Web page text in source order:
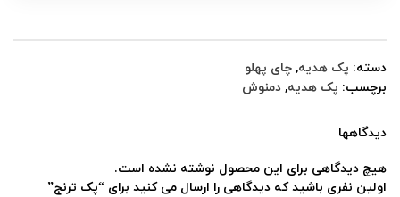
دسته: پک هدیه, چای پهلو
برچسب: پک هدیه, دمنوش
دیدگاهها
هیچ دیدگاهی برای این محصول نوشته نشده است.
اولین نفری باشید که دیدگاهی را ارسال می کنید برای “پک ترنج”